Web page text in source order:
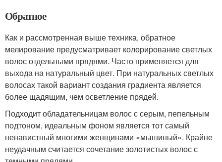
Обратное
Как и рассмотренная выше техника, обратное
мелирование предусматривает колорирование светлых
волос отдельными прядями. Часто применяется для
выхода на натуральный цвет. При натуральных светлых
волосах такой вариант создания градиента является
более щадящим, чем осветление прядей.
Подходит обладательницам волос с серым, пепельным
подтоном, идеальным фоном является тот самый
ненавистный многими женщинами «мышиный». Крайне
неудачным считается сочетание золотистых волос с